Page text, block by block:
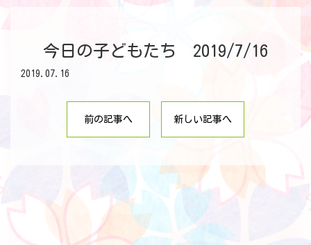
今日の子どもたち 2019/7/16
2019.07.16
前の記事へ 新しい記事へ